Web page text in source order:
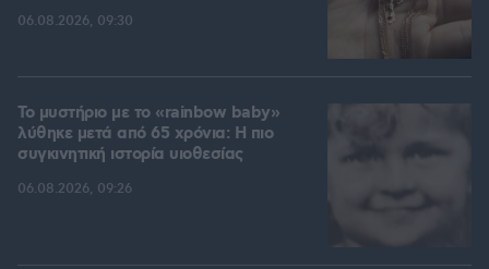
06.08.2026, 09:30
Το μυστήριο με το «rainbow baby»
λύθηκε μετά από 65 χρόνια: Η πιο
συγκινητική ιστορία υιοθεσίας
06.08.2026, 09:26